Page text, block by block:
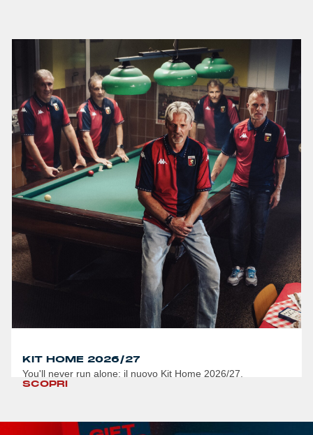
KIT HOME 2026/27
You'll never run alone: il nuovo Kit Home 2026/27.
SCOPRI